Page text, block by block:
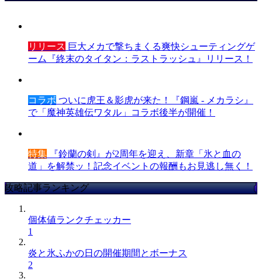
リリース 巨大メカで撃ちまくる爽快シューティングゲ
ーム『終末のタイタン：ラストラッシュ』リリース！
コラボ ついに虎王＆影虎が来た！『鋼嵐 - メカラシ』
で「魔神英雄伝ワタル」コラボ後半が開催！
特集 『鈴蘭の剣』が2周年を迎え、新章「氷と血の
道」を解禁ッ！記念イベントの報酬もお見逃し無く！
攻略記事ランキング
個体値ランクチェッカー
1
炎と氷ふかの日の開催期間とボーナス
2